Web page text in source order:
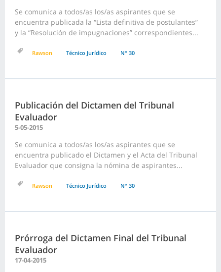
Se comunica a todos/as los/as aspirantes que se
encuentra publicada la “Lista definitiva de postulantes”
y la “Resolución de impugnaciones” correspondientes...
Rawson Técnico Jurídico N° 30
Publicación del Dictamen del Tribunal
Evaluador
5-05-2015
Se comunica a todos/as los/as aspirantes que se
encuentra publicado el Dictamen y el Acta del Tribunal
Evaluador que consigna la nómina de aspirantes...
Rawson Técnico Jurídico N° 30
Prórroga del Dictamen Final del Tribunal
Evaluador
17-04-2015